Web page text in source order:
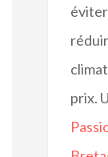
prix.